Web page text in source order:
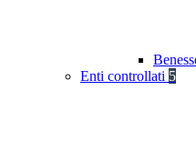
Enti controllati 5